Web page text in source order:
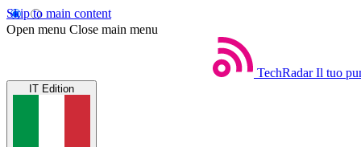
Skip to main content
Open menu Close main menu
TechRadar Il tuo
IT Edition